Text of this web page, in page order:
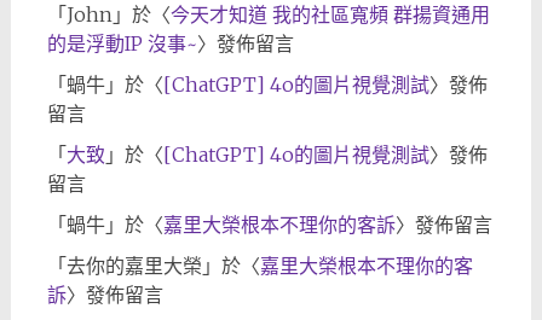
「John 」於〈今天才知道 我的社區寬頻 群揚資通用
的是浮動IP 沒事~〉發佈留言
「蝸牛」於〈[ChatGPT] 4o的圖片視覺測試〉發佈
留言
「大致 」於〈[ChatGPT] 4o的圖片視覺測試〉發佈
留言
「蝸牛」於〈嘉里大榮根本不理你的客訴〉發佈留言
「去你的嘉里大榮 」於〈嘉里大榮根本不理你的客
訴〉發佈留言